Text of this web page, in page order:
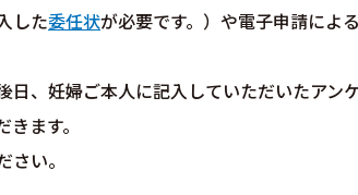
した委任状が必要です。）や電子申請によ
日、妊婦ご本人に記入していただいたアン
ます。
い。